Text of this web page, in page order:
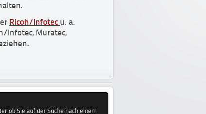
Ricoh/Infotec u. a.
Infotec, Muratec,
ob Sie auf der Suche nach einem